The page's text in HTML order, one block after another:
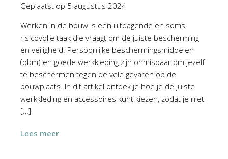
Geplaatst op 5 augustus 2024
Werken in de bouw is een uitdagende en soms
risicovolle taak die vraagt om de juiste bescherming
en veiligheid. Persoonlijke beschermingsmiddelen
(pbm) en goede werkkleding zijn onmisbaar om jezelf
te beschermen tegen de vele gevaren op de
bouwplaats. In dit artikel ontdek je hoe je de juiste
werkkleding en accessoires kunt kiezen, zodat je niet
[…]
Lees meer